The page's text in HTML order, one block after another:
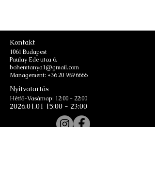
Kontakt
1061 Budapest
Paulay Ede utca 6.
bohemtanya1@gmail.com
Management: +36 20 989 6666
Nyitvatartás
Hétfő-Vasárnap: 12:00 - 22:00
2026.01.01 15:00 - 23:00